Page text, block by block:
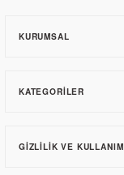
KURUMSAL
KATEGORILER
GIZLILIK VE KULLANIM